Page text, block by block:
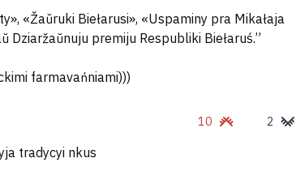
«Žaŭruki Biełarusi», «Uspaminy pra Mikałaja
Dziaržaŭnuju premiju Respubliki Biełaruś.”
farmavańniami)))
10 2
tradycyi nkus